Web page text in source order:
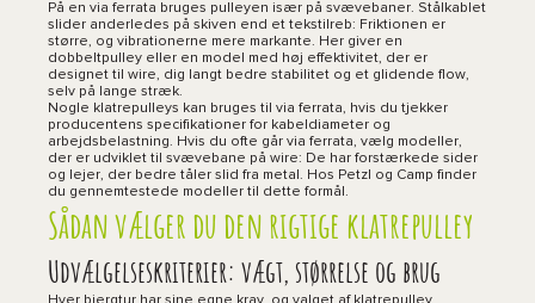
På en via ferrata bruges pulleyen især på svævebaner. Stålkablet
slider anderledes på skiven end et tekstilreb: Friktionen er
større, og vibrationerne mere markante. Her giver en
dobbeltpulley eller en model med høj effektivitet, der er
designet til wire, dig langt bedre stabilitet og et glidende flow,
selv på lange stræk.
Nogle klatrepulleys kan bruges til via ferrata, hvis du tjekker
producentens specifikationer for kabeldiameter og
arbejdsbelastning. Hvis du ofte går via ferrata, vælg modeller,
der er udviklet til svævebane på wire: De har forstærkede sider
og lejer, der bedre tåler slid fra metal. Hos Petzl og Camp finder
du gennemtestede modeller til dette formål.
Sådan vælger du den rigtige klatrepulley
Udvælgelseskriterier: vægt, størrelse og brug